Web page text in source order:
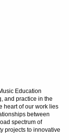
Education
and practice in the
heart of our work lies
between
spectrum of
projects to innovative